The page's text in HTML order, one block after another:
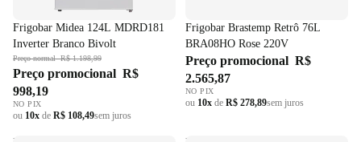
Frigobar Midea 124L MDRD181
Inverter Branco Bivolt
Preço normalR$ 1.198,99
Preço promocional R$
998,19
NO PIX
ou 10x de R$ 108,49sem juros
Frigobar Brastemp Retrô 76L
BRA08HO Rose 220V
Preço promocional R$
2.565,87
NO PIX
ou 10x de R$ 278,89sem juros